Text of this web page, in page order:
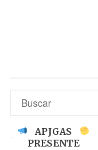
APJGAS
PRESENTE